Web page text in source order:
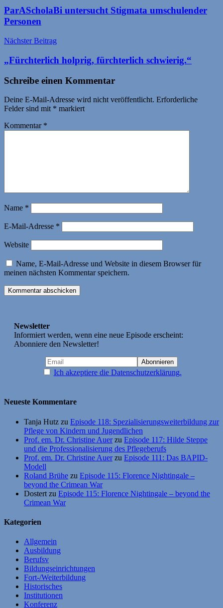
ParAScholaBi untersucht Stigmata umschulender
Personen
Nächster Beitrag
„Fürchterlich holprig, fürchterlich schwierig.“
Schreibe einen Kommentar
Deine E-Mail-Adresse wird nicht veröffentlicht. Erforderliche
Felder sind mit * markiert
Kommentar *
Name *
E-Mail-Adresse *
Website
Name, E-Mail-Adresse und Website in diesem Browser für
meinen nächsten Kommentar speichern.
Newsletter
Informiert werden, wenn eine neue Episode erscheint:
Abonniere den Newsletter!
Ich akzeptiere die Datenschutzerklärung.
Neueste Kommentare
Tanja Hutz zu Episode 118: Spezialisierungsweiterbildung zur
Pflege von Kindern und Jugendlichen
Prof. em. Dr. Christine Auerzu Episode 117: Hilde Steppe
und die Professionalisierung des Pflegeberufs
Prof. em. Dr. Christine Auerzu Episode 111: Das BAPID-
Modell
Roland Brühe zu Episode 115: Florence Nightingale –
beyond the Crimean War
Dostert zu Episode 115: Florence Nightingale – beyond the
Crimean War
Kategorien
Allgemein
Ausbildung
Berufsv
Bildungseinrichtungen
Fort-/Weiterbildung
Historisches
Institutionen
Konferenz